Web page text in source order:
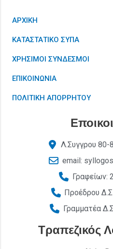
ΑΡΧΙΚΗ
ΚΑΤΑΣΤΑΤΙΚΟ ΣΥΠΑ
ΧΡΗΣΙΜΟΙ ΣΥΝΔΕΣΜΟΙ
ΕΠΙΚΟΙΝΩΝΙΑ
ΠΟΛΙΤΙΚΗ ΑΠΟΡΡΗΤΟΥ
Λ.Συγγρου 80-
email:
Γραφείων:
Προέδρου
Γραμματέα
Τραπεζικός